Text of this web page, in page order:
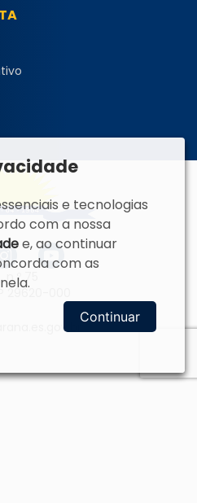
75
29620-000
e tecnologias
com a nossa
e, ao continuar
com as
Continuar